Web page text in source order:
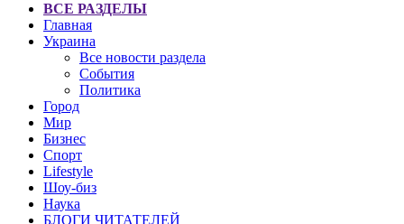
ВСЕ РАЗДЕЛЫ
Главная
Украина
Все новости раздела
События
Политика
Город
Мир
Бизнес
Спорт
Lifestyle
Шоу-биз
Наука
БЛОГИ ЧИТАТЕЛЕЙ